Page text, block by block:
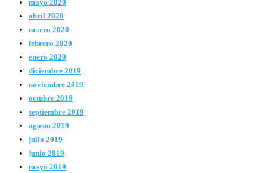
mayo 2020
abril 2020
marzo 2020
febrero 2020
enero 2020
diciembre 2019
noviembre 2019
octubre 2019
septiembre 2019
agosto 2019
julio 2019
junio 2019
mayo 2019